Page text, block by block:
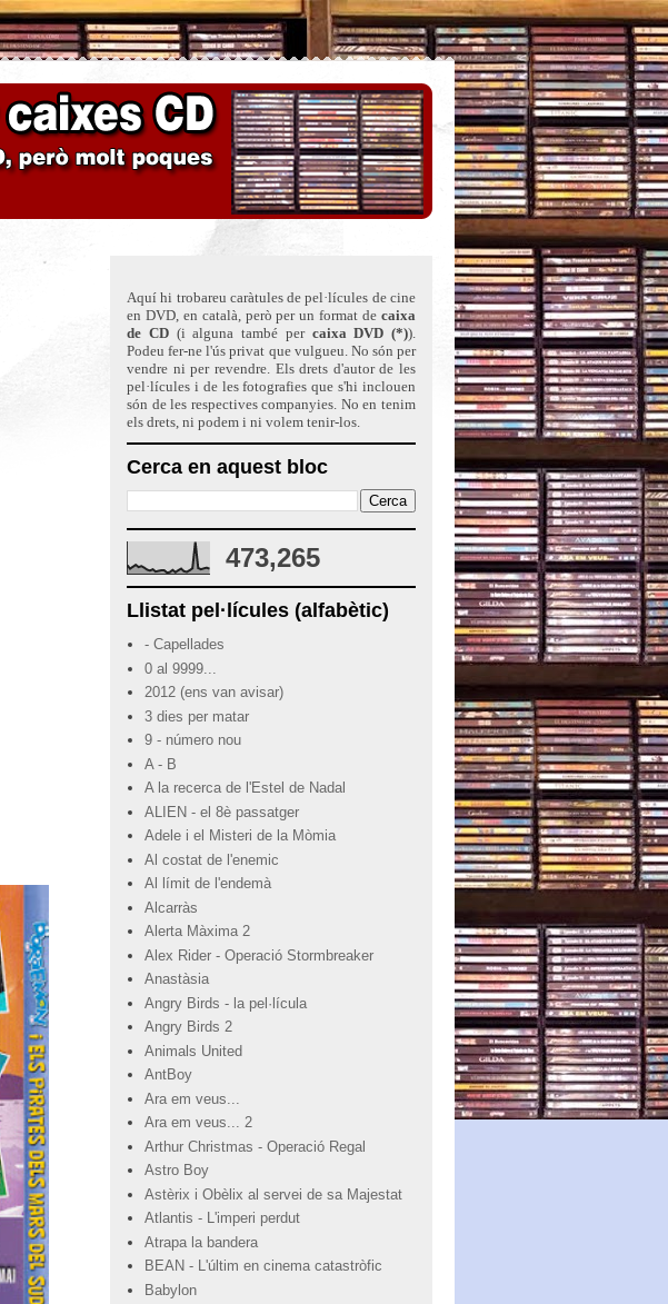
Aquí hi trobareu caràtules de pel·lícules de cine
en DVD, en català, però per un format de caixa
de CD(i alguna també per caixa DVD (*)).
Podeu fer-ne l'ús privat que vulgueu. No són per
vendre ni per revendre. Els drets d'autor de les
pel·lícules i de les fotografies que s'hi inclouen
són de les respectives companyies. No en tenim
els drets, ni podem i ni volem tenir-los.
Cerca en aquest bloc
473,265
Llistat pel·lícules (alfabètic)
- Capellades
0 al 9999...
2012 (ens van avisar)
3 dies per matar
9 - número nou
A - B
A la recerca de l'Estel de Nadal
ALIEN - el 8è passatger
Adele i el Misteri de la Mòmia
Al costat de l'enemic
Al límit de l'endemà
Alcarràs
Alerta Màxima 2
Alex Rider - Operació Stormbreaker
Anastàsia
Angry Birds - la pel·lícula
Angry Birds 2
Animals United
AntBoy
Ara em veus...
Ara em veus... 2
Arthur Christmas - Operació Regal
Astro Boy
Astèrix i Obèlix al servei de sa Majestat
Atlantis - L'imperi perdut
Atrapa la bandera
BEAN - L'últim en cinema catastròfic
Babylon